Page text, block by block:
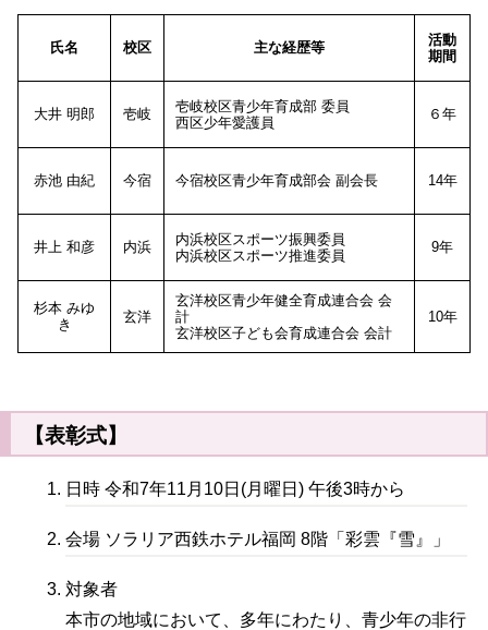
氏名 校区 主な経歴等
活動
期間
大井 明郎 壱岐
壱岐校区青少年育成部 委員
西区少年愛護員
６年
赤池 由紀 今宿 今宿校区青少年育成部会 副会長 14年
井上 和彦 内浜
内浜校区スポーツ振興委員
内浜校区スポーツ推進委員
9年
杉本 みゆ
き
玄洋
玄洋校区青少年健全育成連合会 会
計
玄洋校区子ども会育成連合会 会計
10年
【表彰式】
日時 令和7年11月10日(月曜日) 午後3時から
会場 ソラリア西鉄ホテル福岡 8階「彩雲『雪』」
対象者
本市の地域において、多年にわたり、青少年の非行